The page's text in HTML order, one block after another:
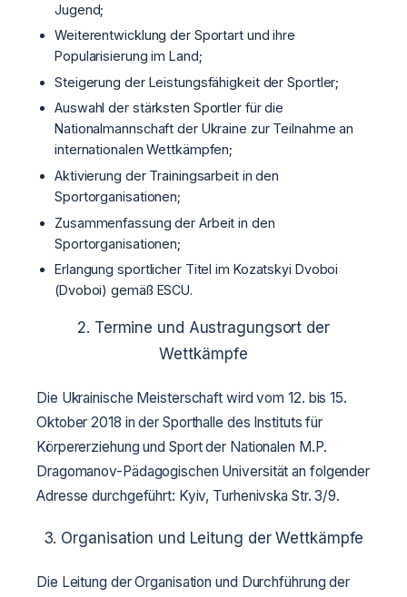
Jugend;
Weiterentwicklung der Sportart und ihre
Popularisierung im Land;
Steigerung der Leistungsfähigkeit der Sportler;
Auswahl der stärksten Sportler für die
Nationalmannschaft der Ukraine zur Teilnahme an
internationalen Wettkämpfen;
Aktivierung der Trainingsarbeit in den
Sportorganisationen;
Zusammenfassung der Arbeit in den
Sportorganisationen;
Erlangung sportlicher Titel im Kozatskyi Dvoboi
(Dvoboi) gemäß ESCU.
2. Termine und Austragungsort der
Wettkämpfe
Die Ukrainische Meisterschaft wird vom 12. bis 15.
Oktober 2018 in der Sporthalle des Instituts für
Körpererziehung und Sport der Nationalen M.P.
Dragomanov-Pädagogischen Universität an folgender
Adresse durchgeführt: Kyiv, Turhenivska Str. 3/9.
3. Organisation und Leitung der Wettkämpfe
Die Leitung der Organisation und Durchführung der